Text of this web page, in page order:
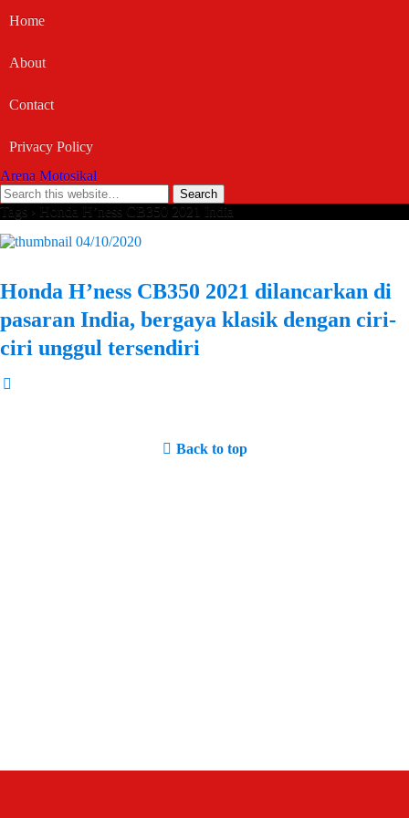
Home
About
Contact
Privacy Policy
Arena Motosikal
Tags › Honda H’ness CB350 2021 India
04/10/2020
Honda H’ness CB350 2021 dilancarkan di
pasaran India, bergaya klasik dengan ciri-
ciri unggul tersendiri
Back to top